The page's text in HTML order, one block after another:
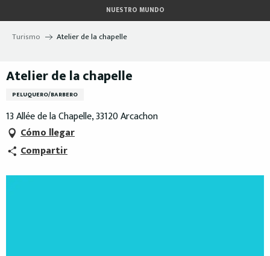
au
contenu
NUESTRO MUNDO
Turismo Atelier de la chapelle
Atelier de la chapelle
PELUQUERO/BARBERO
13 Allée de la Chapelle, 33120 Arcachon
Cómo llegar
Compartir